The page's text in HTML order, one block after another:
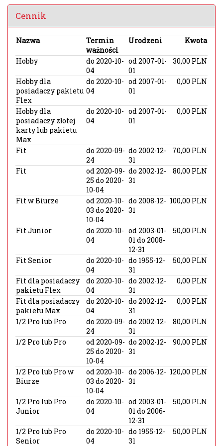
Cennik
Nazwa
Termin
ważności
Urodzeni Kwota
Hobby
do 2020-10-
04
od 2007-01-
01
30,00 PLN
Hobby dla
posiadaczy pakietu
Flex
do 2020-10-
04
od 2007-01-
01
0,00 PLN
Hobby dla
posiadaczy złotej
karty lub pakietu
Max
do 2020-10-
04
od 2007-01-
01
0,00 PLN
Fit
do 2020-09-
24
do 2002-12-
31
70,00 PLN
Fit
od 2020-09-
25 do 2020-
10-04
do 2002-12-
31
80,00 PLN
Fit w Biurze
od 2020-10-
03 do 2020-
10-04
do 2008-12-
31
100,00 PLN
Fit Junior
do 2020-10-
04
od 2003-01-
01 do 2008-
12-31
50,00 PLN
Fit Senior
do 2020-10-
04
do 1955-12-
31
50,00 PLN
Fit dla posiadaczy
pakietu Flex
do 2020-10-
04
do 2002-12-
31
0,00 PLN
Fit dla posiadaczy
pakietu Max
do 2020-10-
04
do 2002-12-
31
0,00 PLN
1/2 Pro lub Pro
do 2020-09-
24
do 2002-12-
31
80,00 PLN
1/2 Pro lub Pro
od 2020-09-
25 do 2020-
10-04
do 2002-12-
31
90,00 PLN
1/2 Pro lub Pro w
Biurze
od 2020-10-
03 do 2020-
10-04
do 2006-12-
31
120,00 PLN
1/2 Pro lub Pro
Junior
do 2020-10-
04
od 2003-01-
01 do 2006-
12-31
50,00 PLN
1/2 Pro lub Pro
Senior
do 2020-10-
04
do 1955-12-
31
50,00 PLN